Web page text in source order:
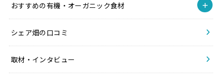
おすすめの有機・オーガニック食材
シェア畑の口コミ
取材・インタビュー